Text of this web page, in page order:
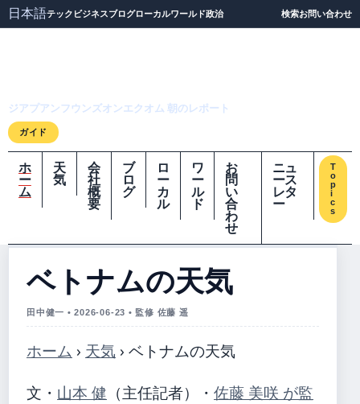
日本語テック ビジネスブログローカルワールド政治 検索お問い合わせ
ジアプアンフウンズオンエクオム 朝のレポート
ガイド
ホ
ー
ム
天
気
会
社
概
要
ブ
ロ
グ
ロ
ー
カ
ル
ワ
ー
ル
ド
お
問
い
合
わ
せ
ニュ
ース
レタ
ー
T
o
p
i
c
s
ベトナムの天気
田中健一 • 2026-06-23 • 監修 佐藤 遥
ホーム › 天気 › ベトナムの天気
文・ 山本 健 （主任記者） ・ 佐藤 美咲 が監